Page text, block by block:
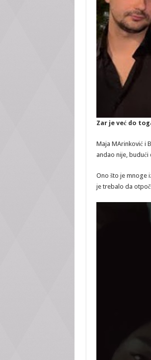
Zar je već do
Maja MArinković i
andao nije,
Ono što je mnoge
je trebalo da